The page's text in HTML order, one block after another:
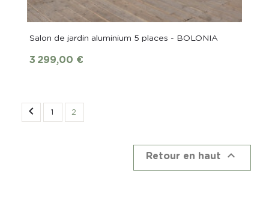
Salon de jardin aluminium 5 places - BOLONIA
Prix
3 299,00 €
 1 2
Retour en haut 